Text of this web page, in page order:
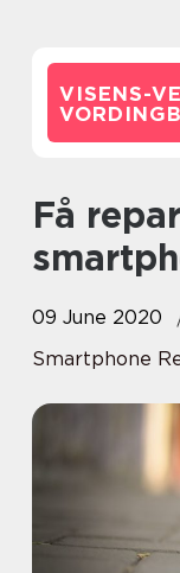
VISENS-
Få repareret din ødelagt
09 June 2020
Smartphone